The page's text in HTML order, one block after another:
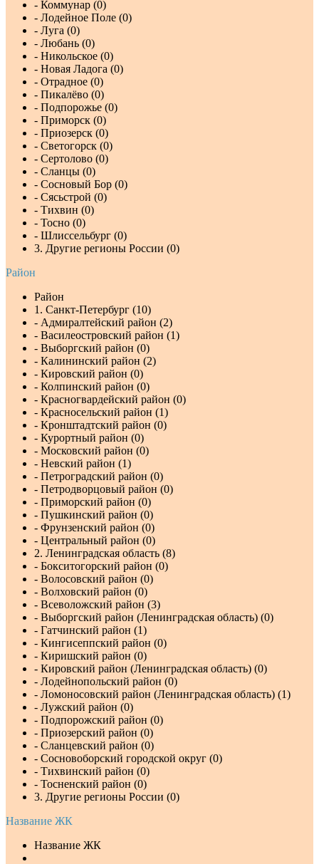
- Коммунар (0)
- Лодейное Поле (0)
- Луга (0)
- Любань (0)
- Никольское (0)
- Новая Ладога (0)
- Отрадное (0)
- Пикалёво (0)
- Подпорожье (0)
- Приморск (0)
- Приозерск (0)
- Светогорск (0)
- Сертолово (0)
- Сланцы (0)
- Сосновый Бор (0)
- Сясьстрой (0)
- Тихвин (0)
- Тосно (0)
- Шлиссельбург (0)
3. Другие регионы России (0)
Район
Район
1. Санкт-Петербург (10)
- Адмиралтейский район (2)
- Василеостровский район (1)
- Выборгский район (0)
- Калининский район (2)
- Кировский район (0)
- Колпинский район (0)
- Красногвардейский район (0)
- Красносельский район (1)
- Кронштадтский район (0)
- Курортный район (0)
- Московский район (0)
- Невский район (1)
- Петроградский район (0)
- Петродворцовый район (0)
- Приморский район (0)
- Пушкинский район (0)
- Фрунзенский район (0)
- Центральный район (0)
2. Ленинградская область (8)
- Бокситогорский район (0)
- Волосовский район (0)
- Волховский район (0)
- Всеволожский район (3)
- Выборгский район (Ленинградская область) (0)
- Гатчинский район (1)
- Кингисеппский район (0)
- Киришский район (0)
- Кировский район (Ленинградская область) (0)
- Лодейнопольский район (0)
- Ломоносовский район (Ленинградская область) (1)
- Лужский район (0)
- Подпорожский район (0)
- Приозерский район (0)
- Сланцевский район (0)
- Сосновоборский городской округ (0)
- Тихвинский район (0)
- Тосненский район (0)
3. Другие регионы России (0)
Название ЖК
Название ЖК